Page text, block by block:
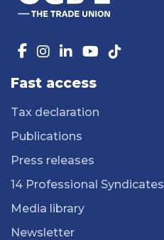
Fast access
Tax declaration
Publications
Press releases
14 Professional Syndicates
Media library
Newsletter